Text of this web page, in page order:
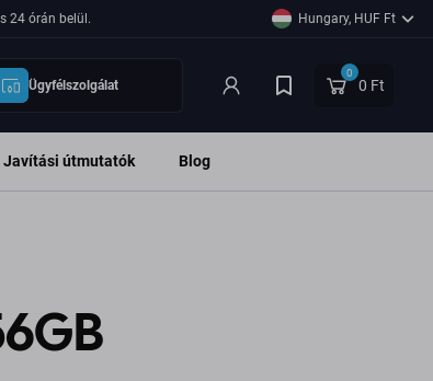
24 órán belül. Hungary, HUF Ft
Ügyfélszolgálat
0
0 Ft
Javítási útmutatók Blog